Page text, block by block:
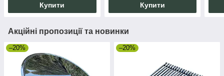
Купити Купити
Акційні пропозиції та новинки
–20% –20%